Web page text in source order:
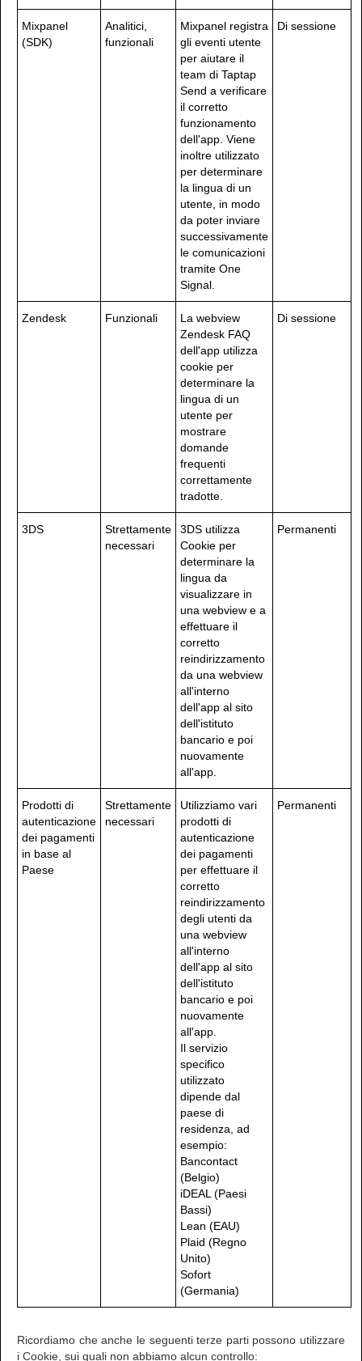
Mixpanel
(SDK)
Analitici,
funzionali
Mixpanel registra
gli eventi utente
per aiutare il
team di Taptap
Send a verificare
il corretto
funzionamento
dell'app. Viene
inoltre utilizzato
per determinare
la lingua di un
utente, in modo
da poter inviare
successivamente
le comunicazioni
tramite One
Signal.
Di sessione
Zendesk Funzionali
La webview
Zendesk FAQ
dell'app utilizza
cookie per
determinare la
lingua di un
utente per
mostrare
domande
frequenti
correttamente
tradotte.
Di sessione
3DS
Strettamente
necessari
3DS utilizza
Cookie per
determinare la
lingua da
visualizzare in
una webview e a
effettuare il
corretto
reindirizzamento
da una webview
all'interno
dell'app al sito
dell'istituto
bancario e poi
nuovamente
all'app.
Permanenti
Prodotti di
autenticazione
dei pagamenti
in base al
Paese
Strettamente
necessari
Utilizziamo vari
prodotti di
autenticazione
dei pagamenti
per effettuare il
corretto
reindirizzamento
degli utenti da
una webview
all'interno
dell'app al sito
dell'istituto
bancario e poi
nuovamente
all'app.
Il servizio
specifico
utilizzato
dipende dal
paese di
residenza, ad
esempio:
Bancontact
(Belgio)
iDEAL (Paesi
Bassi)
Lean (EAU)
Plaid (Regno
Unito)
Sofort
(Germania)
Permanenti
Ricordiamo che anche le seguenti terze parti possono utilizzare
i Cookie, sui quali non abbiamo alcun controllo: